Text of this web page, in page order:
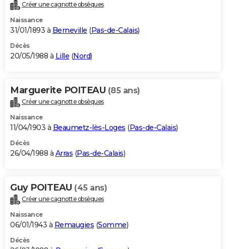
Créer une cagnotte obsèques
Naissance
31/01/1893 à Berneville (Pas-de-Calais)
Décès
20/05/1988 à Lille (Nord)
Marguerite POITEAU (85 ans)
Créer une cagnotte obsèques
Naissance
11/04/1903 à Beaumetz-lès-Loges (Pas-de-Calais)
Décès
26/04/1988 à Arras (Pas-de-Calais)
Guy POITEAU (45 ans)
Créer une cagnotte obsèques
Naissance
06/01/1943 à Remaugies (Somme)
Décès